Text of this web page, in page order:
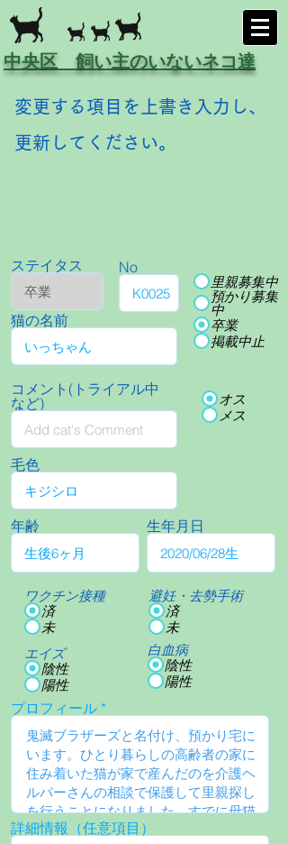
中央区 飼い主のいないネコ達
変更する項目を上書き入力し、
更新してください。
ステイタス No
猫の名前
里親募集中
預かり募集
中
卒業
掲載中止
コメント(トライアル中
など)
オス
メス
毛色
年齢
ワクチン接種
済
未
エイズ
陰性
陽性
生年月日
避妊・去勢手術
済
未
白血病
陰性
陽性
プロフィール
詳細情報（任意項目）